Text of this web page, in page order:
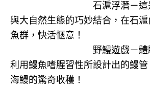
石滬浮潛－這是一
與大自然生態的巧妙結合，在石
魚群，快活愜意！
野鰻遊戲－體驗漁
利用鰻魚嗜腥習性所設計出的鰻
海鰻的驚奇收穫！